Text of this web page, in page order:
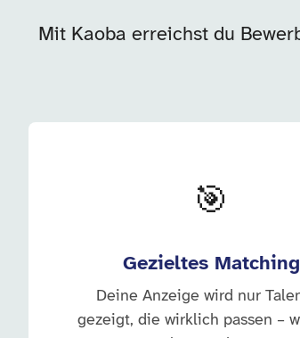
Mit Kaoba erreichst du
🎯
Gezieltes Matching
Deine Anzeige wird nur
gezeigt, die wirklich passen –